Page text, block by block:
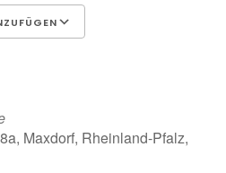
Maxdorf, Rheinland-Pfalz,